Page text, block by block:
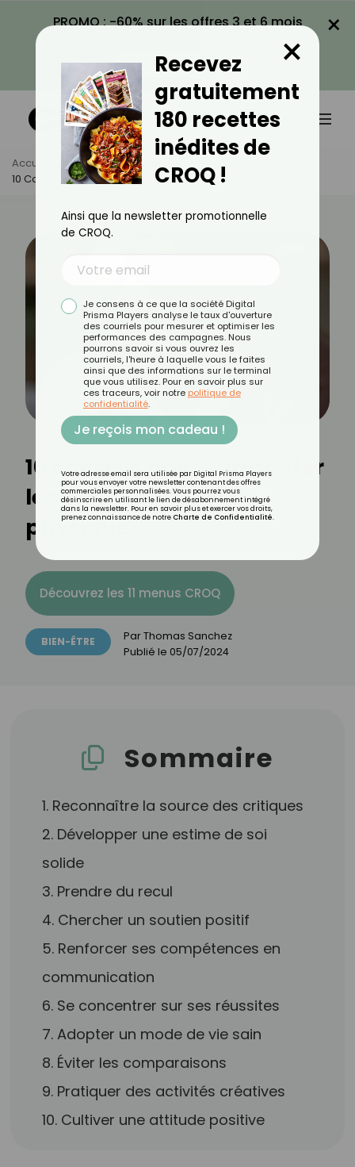
PROMO : -60% sur les offres 3 et 6 mois
VOIR LA PROMO
×
Accueil Actus
Bien-Être
10 Conseils Pour Surmonter Les Critiques Sur Son Physique
10 conseils pour surmonter
les critiques sur son
physique
Découvrez les 11 menus CROQ
BIEN-ÊTRE ParThomas Sanchez
Publié le 05/07/2024
Sommaire
1. Reconnaître la source des critiques
2. Développer une estime de soi
solide
3. Prendre du recul
4. Chercher un soutien positif
5. Renforcer ses compétences en
communication
6. Se concentrer sur ses réussites
7. Adopter un mode de vie sain
8. Éviter les comparaisons
9. Pratiquer des activités créatives
10. Cultiver une attitude positive
Recevez
gratuitement
180 recettes
inédites de
CROQ !
×
Ainsi que la newsletter promotionnelle
de CROQ.
Je consens à ce que la société Digital
Prisma Players analyse le taux d'ouverture
des courriels pour mesurer et optimiser les
performances des campagnes. Nous
pourrons savoir si vous ouvrez les
courriels, l'heure à laquelle vous le faites
ainsi que des informations sur le terminal
que vous utilisez. Pour en savoir plus sur
ces traceurs, voir notre politique de
confidentialité.
Je reçois mon cadeau !
Votre adresse email sera utilisée par Digital Prisma Players
pour vous envoyer votre newsletter contenant des offres
commerciales personnalisées. Vous pourrez vous
désinscrire en utilisant le lien de désabonnement intégré
dans la newsletter. Pour en savoir plus et exercer vos droits,
prenez connaissance de notre Charte de Confidentialité.